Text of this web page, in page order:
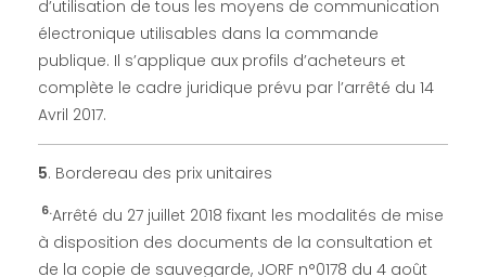
e
r
o
c
t
d’utilisation de tous les moyens de communication
électronique utilisables dans la commande
publique. Il s’applique aux profils d’acheteurs et
complète le cadre juridique prévu par l’arrêté du 14
Avril 2017.
5. Bordereau des prix unitaires
6.Arrêté du 27 juillet 2018 fixant les modalités de mise
à disposition des documents de la consultation et
de la copie de sauvegarde, JORF n°0178 du 4 août